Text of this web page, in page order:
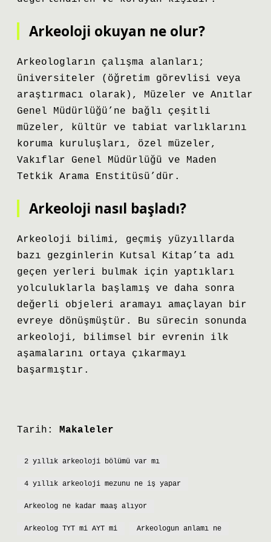
Arkeoloji okuyan ne olur?
Arkeologların çalışma alanları;
üniversiteler (öğretim görevlisi veya
araştırmacı olarak), Müzeler ve Anıtlar
Genel Müdürlüğü’ne bağlı çeşitli
müzeler, kültür ve tabiat varlıklarını
koruma kuruluşları, özel müzeler,
Vakıflar Genel Müdürlüğü ve Maden
Tetkik Arama Enstitüsü’dür.
Arkeoloji nasıl başladı?
Arkeoloji bilimi, geçmiş yüzyıllarda
bazı gezginlerin Kutsal Kitap’ta adı
geçen yerleri bulmak için yaptıkları
yolculuklarla başlamış ve daha sonra
değerli objeleri aramayı amaçlayan bir
evreye dönüşmüştür. Bu sürecin sonunda
arkeoloji, bilimsel bir evrenin ilk
aşamalarını ortaya çıkarmayı
başarmıştır.
Tarih: Makaleler
2 yıllık arkeoloji bölümü var mı
4 yıllık arkeoloji mezunu ne iş yapar
Arkeolog ne kadar maaş alıyor
Arkeolog TYT mi AYT mi Arkeologun anlamı ne